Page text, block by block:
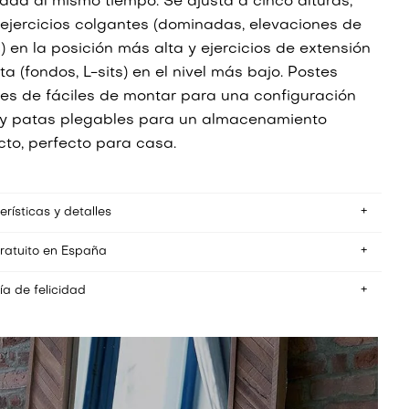
colgantes (dominadas, elevaciones de
en la posición más alta y ejercicios de extensión
(fondos, L-sits) en el nivel más bajo. Postes
de fáciles de montar para una configuración
patas plegables para un almacenamiento
perfecto para casa.
y detalles
de montaje: Instalado en aproximadamente 1 minuto
en el suelo: 83cm x 94cm (aproximadamente el área de un
máxima de carga: 200kg
88cm - 138cm (5 niveles en incrementos de 12cm)
94cm
entre postes verticales: 43cm
en España
envío gratuito a España. Los pedidos se envían desde
de felicidad
pedido para obtener un reembolso descontando el coste
de devolución.
sucede, pero si hay algo mal con alguna parte del